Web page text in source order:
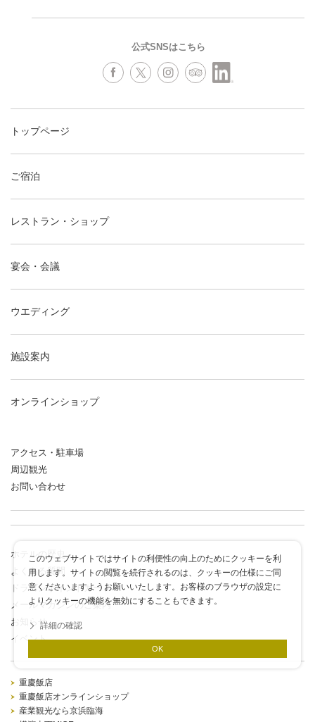
このウェブサイトではサイトの利便性の向上のためにクッキーを利
用します。サイトの閲覧を続行されるのは、クッキーの仕様にご同
意くださいますようお願いいたします。お客様のブラウザの設定に
よりクッキーの機能を無効にすることもできます。
詳細の確認
OK
公式SNSはこちら
トップページ
ご宿泊
レストラン・ショップ
宴会・会議
ウエディング
施設案内
オンラインショップ
アクセス・駐車場
周辺観光
お問い合わせ
ホテルの歴史
よくある質問
ドラゴンポイントカード
メールマガジンのご案内
お知らせ
イベント
重慶飯店
重慶飯店オンラインショップ
産業観光なら京浜臨海